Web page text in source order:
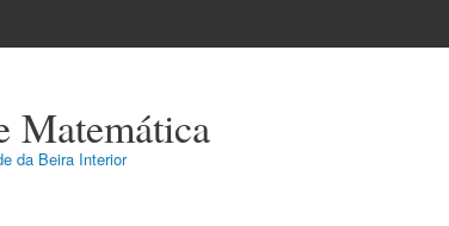
Matemática
da Beira Interior